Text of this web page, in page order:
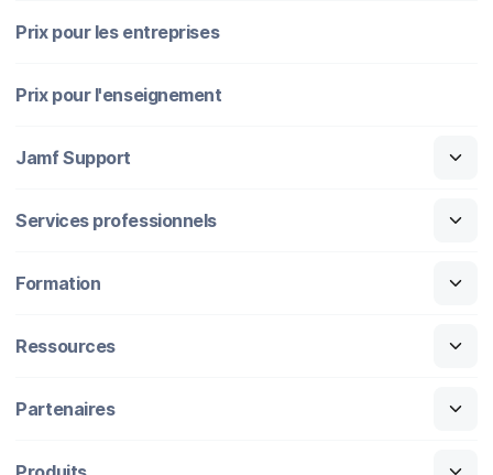
Prix pour les entreprises
Prix pour l'enseignement
Jamf Support
Services professionnels
Formation
Ressources
Partenaires